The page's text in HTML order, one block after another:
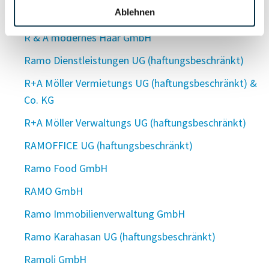
Ablehnen
R & A modernes Haar GmbH
Ramo Dienstleistungen UG (haftungsbeschränkt)
R+A Möller Vermietungs UG (haftungsbeschränkt) &
Co. KG
R+A Möller Verwaltungs UG (haftungsbeschränkt)
RAMOFFICE UG (haftungsbeschränkt)
Ramo Food GmbH
RAMO GmbH
Ramo Immobilienverwaltung GmbH
Ramo Karahasan UG (haftungsbeschränkt)
Ramoli GmbH